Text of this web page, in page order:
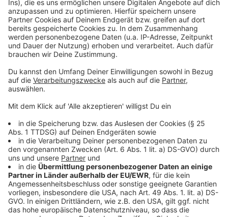
eine Podiumsdiskussion unter anderem mit OB
Stephan Keller, Fabian Zachel von der SPD, Clara
Gerlach von den Grünen und Ulf Montanus von der FDP.
Alle vier wollen OB werden, bzw. bleiben.
Hier informiert die Stadt über die geplanten Baupläne
Hier informiert die Initative "Grüner Norden Düsseldorf"
So haben wir schon Anfang 2024 die Pläne berichtet
Anzeige